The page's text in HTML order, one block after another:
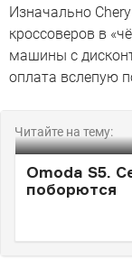
Изначально
кроссоверов в
машины с
оплата вслепую
Читайте на тему:
Omoda S5.
поборются